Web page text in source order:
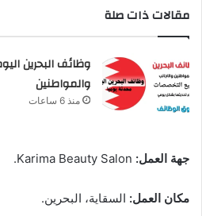
مقالات ذات صلة
والمواطنين
منذ 6 ساعات
جهة العمل:
مكان العمل: السقاية، البحرين.